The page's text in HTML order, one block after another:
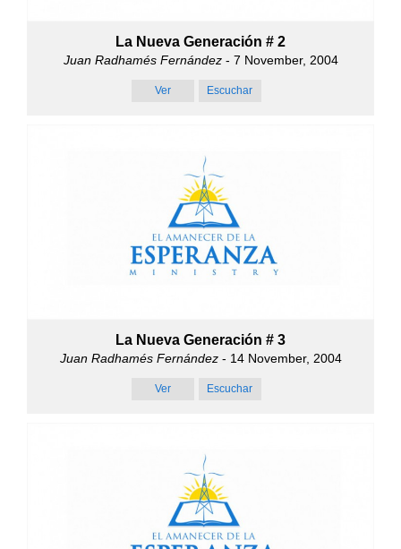
La Nueva Generación # 2
Juan Radhamés Fernández- 7 November, 2004
Ver Escuchar
La Nueva Generación # 3
Juan Radhamés Fernández- 14 November, 2004
Ver Escuchar